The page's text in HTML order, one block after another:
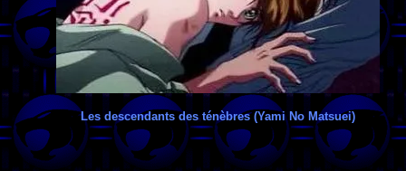
Les descendants des ténèbres (Yami No Matsuei)